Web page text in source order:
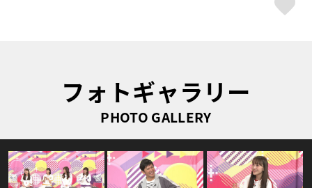
フォトギャラリー
PHOTO GALLERY